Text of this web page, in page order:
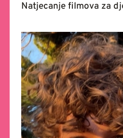
Natjecanje filmova za